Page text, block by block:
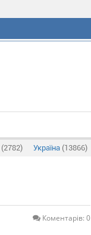
(2782) Україна (13866)
Коментарів: 0